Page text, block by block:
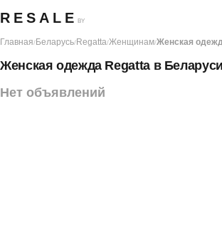
RESALE BY
Главная/Беларусь/Regatta/Женщинам/Женская
Женская одежда Regatta в Беларуси
Нет объявлений